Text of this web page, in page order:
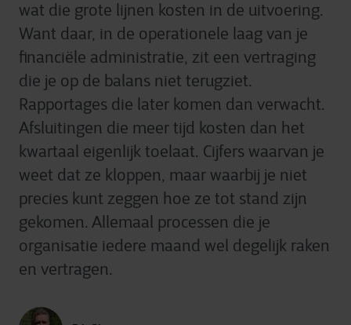
wat die grote lijnen kosten in de uitvoering.
Want daar, in de operationele laag van je
financiële administratie, zit een vertraging
die je op de balans niet terugziet.
Rapportages die later komen dan verwacht.
Afsluitingen die meer tijd kosten dan het
kwartaal eigenlijk toelaat. Cijfers waarvan je
weet dat ze kloppen, maar waarbij je niet
precies kunt zeggen hoe ze tot stand zijn
gekomen. Allemaal processen die je
organisatie iedere maand wel degelijk raken
en vertragen.